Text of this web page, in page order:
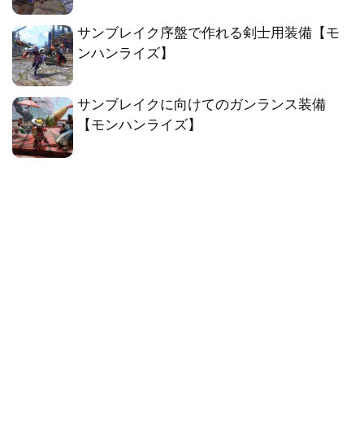
サンブレイク序盤で作れる剣士用装備【モ
ンハンライズ】
サンブレイクに向けてのガンランス装備
【モンハンライズ】